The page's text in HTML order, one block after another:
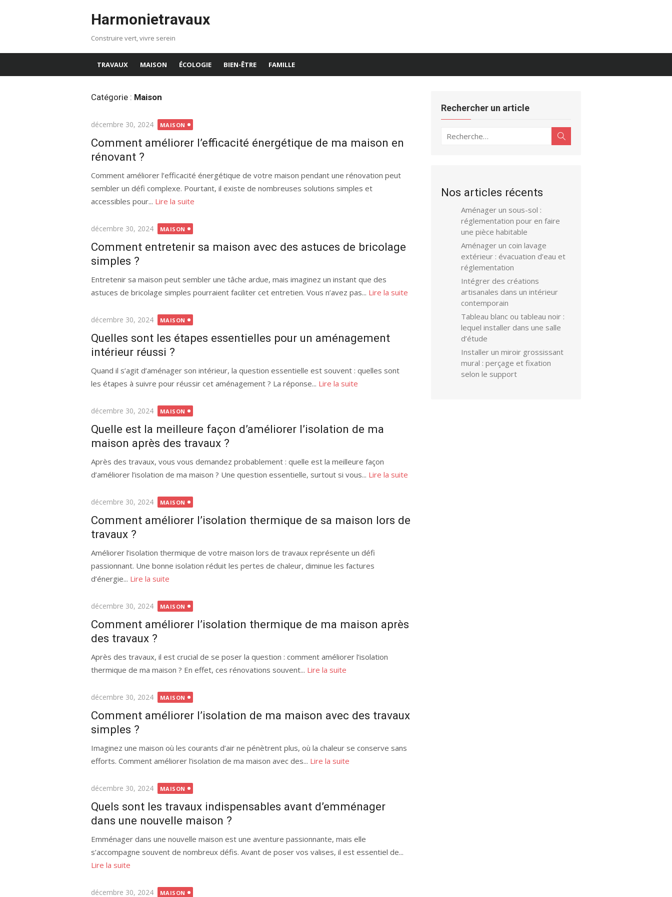
Harmonietravaux
Construire vert, vivre serein
TRAVAUX MAISON ÉCOLOGIE BIEN-ÊTRE FAMILLE
Catégorie : Maison
Publié
décembre 30, 2024 MAISON
Comment améliorer l’efficacité énergétique de ma maison en
rénovant ?
Comment améliorer l’efficacité énergétique de votre maison pendant une rénovation peut
sembler un défi complexe. Pourtant, il existe de nombreuses solutions simples et
accessibles pour... Lire la suite
Publié
décembre 30, 2024 MAISON
Comment entretenir sa maison avec des astuces de bricolage
simples ?
Entretenir sa maison peut sembler une tâche ardue, mais imaginez un instant que des
astuces de bricolage simples pourraient faciliter cet entretien. Vous n’avez pas... Lire la suite
Publié
décembre 30, 2024 MAISON
Quelles sont les étapes essentielles pour un aménagement
intérieur réussi ?
Quand il s’agit d’aménager son intérieur, la question essentielle est souvent : quelles sont
les étapes à suivre pour réussir cet aménagement ? La réponse... Lire la suite
Publié
décembre 30, 2024 MAISON
Quelle est la meilleure façon d’améliorer l’isolation de ma
maison après des travaux ?
Après des travaux, vous vous demandez probablement : quelle est la meilleure façon
d’améliorer l’isolation de ma maison ? Une question essentielle, surtout si vous... Lire la suite
Publié
décembre 30, 2024 MAISON
Comment améliorer l’isolation thermique de sa maison lors de
travaux ?
Améliorer l’isolation thermique de votre maison lors de travaux représente un défi
passionnant. Une bonne isolation réduit les pertes de chaleur, diminue les factures
d’énergie... Lire la suite
Publié
décembre 30, 2024 MAISON
Comment améliorer l’isolation thermique de ma maison après
des travaux ?
Après des travaux, il est crucial de se poser la question : comment améliorer l’isolation
thermique de ma maison ? En effet, ces rénovations souvent... Lire la suite
Publié
décembre 30, 2024 MAISON
Comment améliorer l’isolation de ma maison avec des travaux
simples ?
Imaginez une maison où les courants d’air ne pénètrent plus, où la chaleur se conserve sans
efforts. Comment améliorer l’isolation de ma maison avec des... Lire la suite
Publié
décembre 30, 2024 MAISON
Quels sont les travaux indispensables avant d’emménager
dans une nouvelle maison ?
Emménager dans une nouvelle maison est une aventure passionnante, mais elle
s’accompagne souvent de nombreux défis. Avant de poser vos valises, il est essentiel de...
Lire la suite
Publié
décembre 30, 2024 MAISON
Rechercher un article
Recherche
Nos articles récents
Aménager un sous-sol :
réglementation pour en faire
une pièce habitable
Aménager un coin lavage
extérieur : évacuation d’eau et
réglementation
Intégrer des créations
artisanales dans un intérieur
contemporain
Tableau blanc ou tableau noir :
lequel installer dans une salle
d’étude
Installer un miroir grossissant
mural : perçage et fixation
selon le support